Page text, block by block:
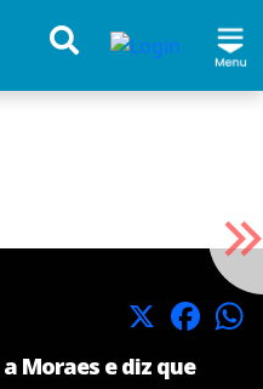
X Facebook
Moraes e diz que